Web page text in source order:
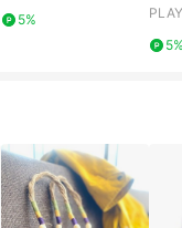
5%
柔